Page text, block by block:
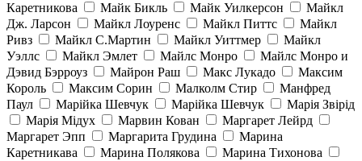
Каретникова
Майк Бикль Майк Уилкерсон
Майкл
Дж. Ларсон
Майкл Лоуренс Майкл Питтс
Майкл
Ривз
Майкл С.Мартин Майкл Уиттмер
Майкл
Уэллс
Майкл Эмлет Майлс Монро
Майлс Монро и
Дэвид Бэрроуз
Майрон Раш Макс Лукадо
Максим
Король
Максим Сорин Малколм Стир
Манфред
Паул
Марійка Шевчук Марійка Шевчук
Марія Звірід
Марія Мідух
Марвин Кован
Маргарет Лейрд
Маргарет Эпп
Маргарита Грудина
Марина
Каретникава
Марина Полякова
Марина Тихонова